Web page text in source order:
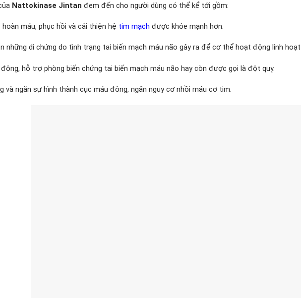
Nattokinase Jintan đem đến cho người dùng có thể kể tới gồm:
máu, phục hồi và cải thiện hệ tim mạch được khỏe mạnh hơn.
những di chứng do tình trạng tai biến mạch máu não gây ra để cơ thể hoạt động linh
hỗ trợ phòng biến chứng tai biến mạch máu não hay còn được gọi là đột quỵ.
và ngăn sự hình thành cục máu đông, ngăn nguy cơ nhồi máu cơ tim.